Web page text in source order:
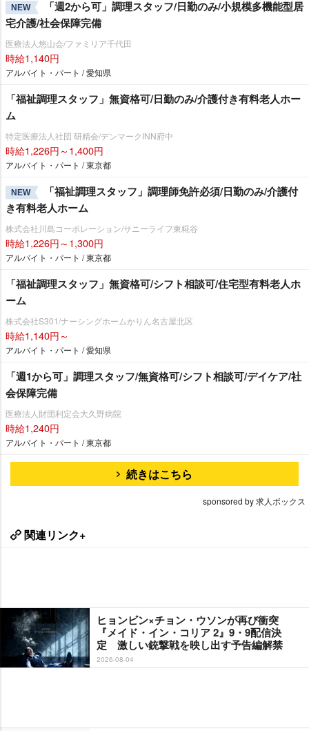
NEW
「週2から可」調理スタッフ/日勤のみ/小規模多機能型居
宅介護/社会保障完備
医療法人悠山会/ファミリア千代田
時給1,140円
アルバイト・パート / 愛知県
「福祉調理スタッフ」無資格可/日勤のみ/介護付き有料老人ホー
ム
特定医療法人社団 研精会/デンマークINN府中
時給1,226円～1,400円
アルバイト・パート / 東京都
NEW
「福祉調理スタッフ」調理師免許必須/日勤のみ/介護付
き有料老人ホーム
株式会社川島コーポレーション/サニーライフ東糀谷
時給1,226円～1,300円
アルバイト・パート / 東京都
「福祉調理スタッフ」無資格可/シフト相談可/住宅型有料老人ホ
ーム
株式会社S301/ナーシングホームかりん名古屋北区
時給1,140円～
アルバイト・パート / 愛知県
「週1から可」調理スタッフ/無資格可/シフト相談可/デイケア/社
会保障完備
医療法人財団利定会大久野病院
時給1,240円
アルバイト・パート / 東京都
続きはこちら
sponsored by 求人ボックス
関連リンク+
ヒョンビン×チョン・ウソンが再び衝突
『メイド・イン・コリア 2』9・9配信決
定 激しい銃撃戦を映し出す予告編解禁
2026-08-04